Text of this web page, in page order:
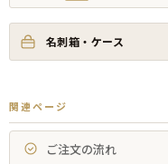
名刺箱・ケース
関連ページ
ご注文の流れ